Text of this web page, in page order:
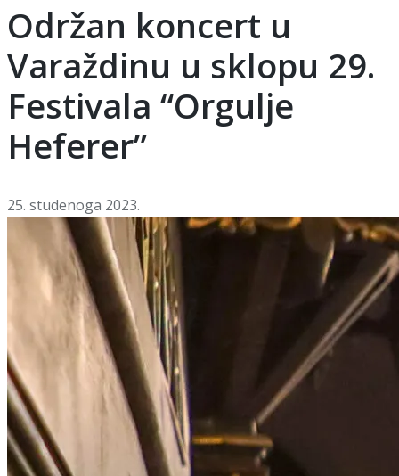
Održan koncert u
Varaždinu u sklopu 29.
Festivala “Orgulje
Heferer”
25. studenoga 2023.